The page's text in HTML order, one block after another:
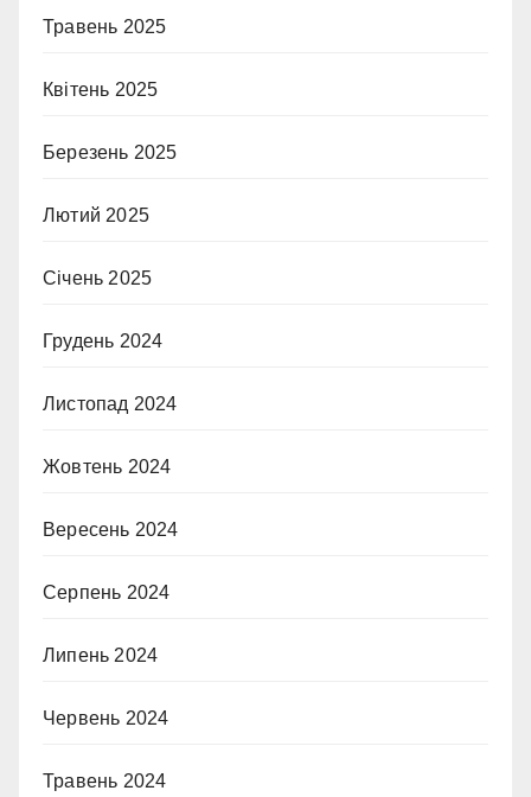
Травень 2025
Квітень 2025
Березень 2025
Лютий 2025
Січень 2025
Грудень 2024
Листопад 2024
Жовтень 2024
Вересень 2024
Серпень 2024
Липень 2024
Червень 2024
Травень 2024